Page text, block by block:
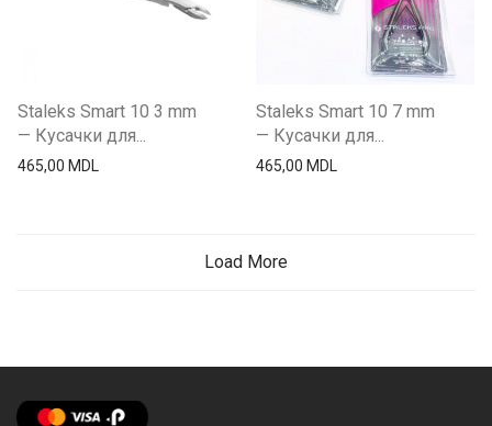
Staleks Smart 10 3 mm
— Кусачки для...
465,00 MDL
Staleks Smart 10 7 mm
— Кусачки для...
465,00 MDL
Load More